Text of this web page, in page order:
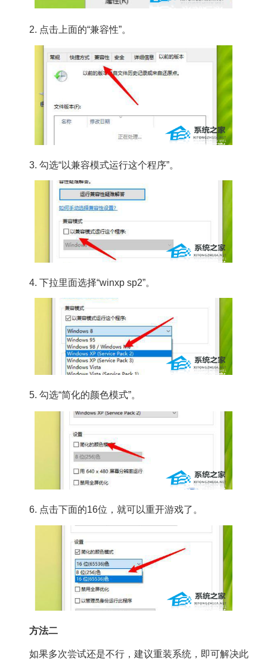
2. 点击上面的“兼容性”。
3. 勾选“以兼容模式运行这个程序”。
4. 下拉里面选择“winxp sp2”。
5. 勾选“简化的颜色模式”。
6. 点击下面的16位，就可以重开游戏了。
方法二
如果多次尝试还是不行，建议重装系统，即可解决此